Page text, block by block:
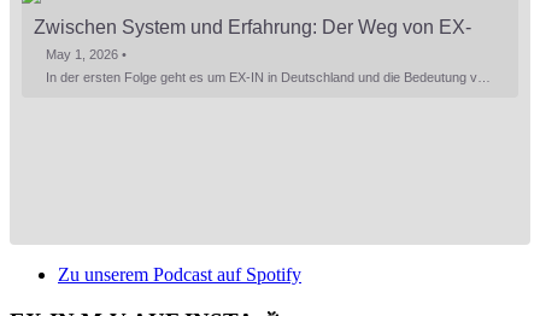
Zwischen System und Erfahrung: Der Weg von EX-
IN MV
May 1, 2026 •
Zu unserem Podcast auf Spotify